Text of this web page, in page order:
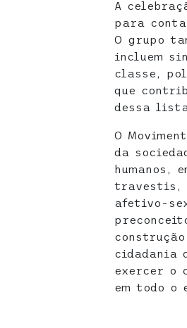
A
para
O grupo
incluem
classe,
que
dessa lista
O
da
humanos,
travestis,
afetivo-
cidadania
exercer o
em todo o